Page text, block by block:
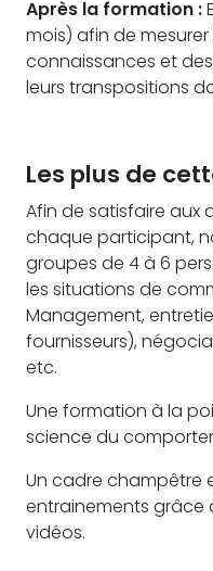
Après la formation :
mois) afin de mesurer
connaissances et
leurs transpositions
Les plus de
Afin de satisfaire aux
chaque participant,
groupes de 4 à 6
les situations de
Management,
fournisseurs),
etc.
Une formation à la
science du
Un cadre champêtre
entrainements grâce
vidéos.